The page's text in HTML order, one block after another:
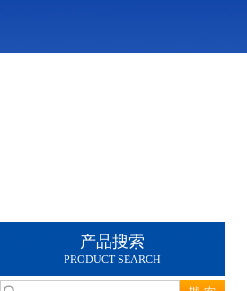
产品搜索
PRODUCT SEARCH